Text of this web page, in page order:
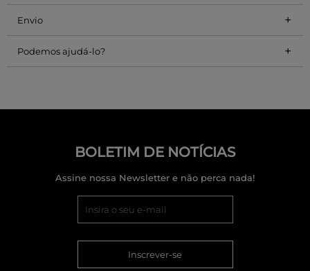
Envio +
Podemos ajudá-lo? +
BOLETIM DE NOTÍCIAS
Assine nossa Newsletter e não perca nada!
Inscrever-se